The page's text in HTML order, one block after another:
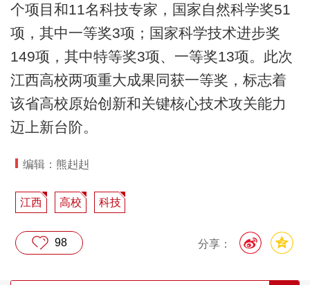
个项目和11名科技专家，国家自然科学奖51
项，其中一等奖3项；国家科学技术进步奖
149项，其中特等奖3项、一等奖13项。此次
江西高校两项重大成果同获一等奖，标志着
该省高校原始创新和关键核心技术攻关能力
迈上新台阶。
编辑：熊赳赳
江西 高校 科技
分享：
98